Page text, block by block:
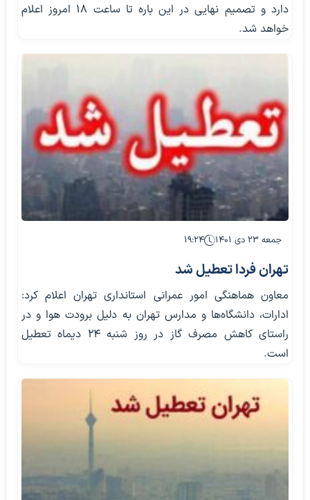
دارد و تصمیم نهایی در این باره تا ساعت ۱۸ امروز اعلام
خواهد شد.
جمعه ۲۳ دی ۱۴۰۱ ۱۹:۲۴
تهران فردا تعطیل شد
معاون هماهنگی امور عمرانی استانداری تهران اعلام کرد:
ادارات، دانشگاه‌ها و مدارس تهران به دلیل برودت هوا و در
راستای کاهش مصرف گاز در روز شنبه 24 دیماه تعطیل
است.